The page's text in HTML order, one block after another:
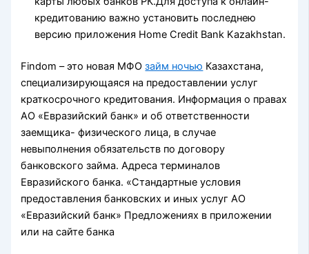
кредитованию важно установить последнею
версию приложения Home Credit Bank Kazakhstan.
Findom – это новая МФОзайм ночью Казахстана,
специализирующаяся на предоставлении услуг
краткосрочного кредитования. Информация о правах
АО «Евразийский банк» и об ответственности
заемщика- физического лица, в случае
невыполнения обязательств по договору
банковского займа. Адреса терминалов
Евразийского банка. «Стандартные условия
предоставления банковских и иных услуг АО
«Евразийский банк» Предложениях в приложении
или на сайте банка